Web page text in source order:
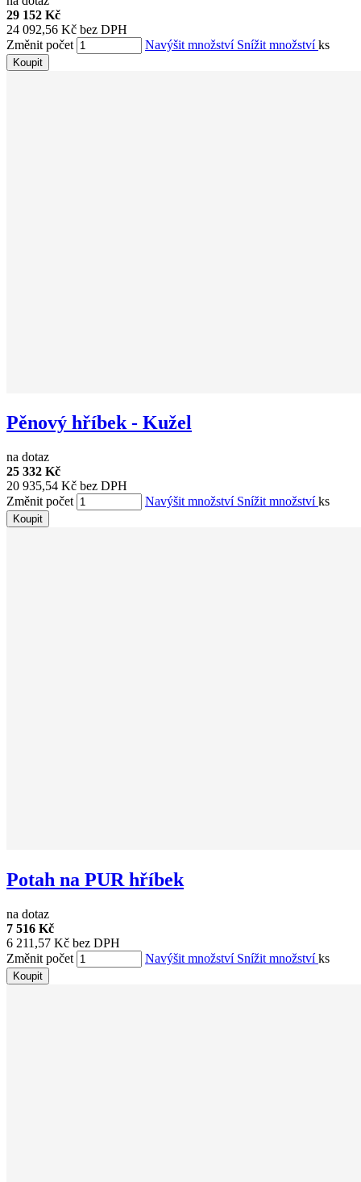
29 152 Kč
24 092,56 Kč bez DPH
Změnit počet
Navýšit množství Snížit množstvíks
Koupit
Pěnový hříbek - Kužel
na dotaz
25 332 Kč
20 935,54 Kč bez DPH
Změnit počet
Navýšit množství Snížit množstvíks
Koupit
Potah na PUR hříbek
na dotaz
7 516 Kč
6 211,57 Kč bez DPH
Změnit počet
Navýšit množství Snížit množstvíks
Koupit